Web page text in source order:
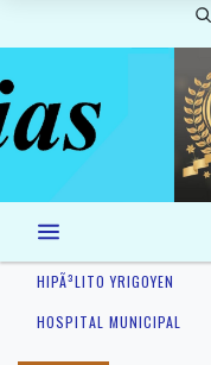
HIPÃ³LITO YRIGOYEN
HOSPITAL MUNICIPAL